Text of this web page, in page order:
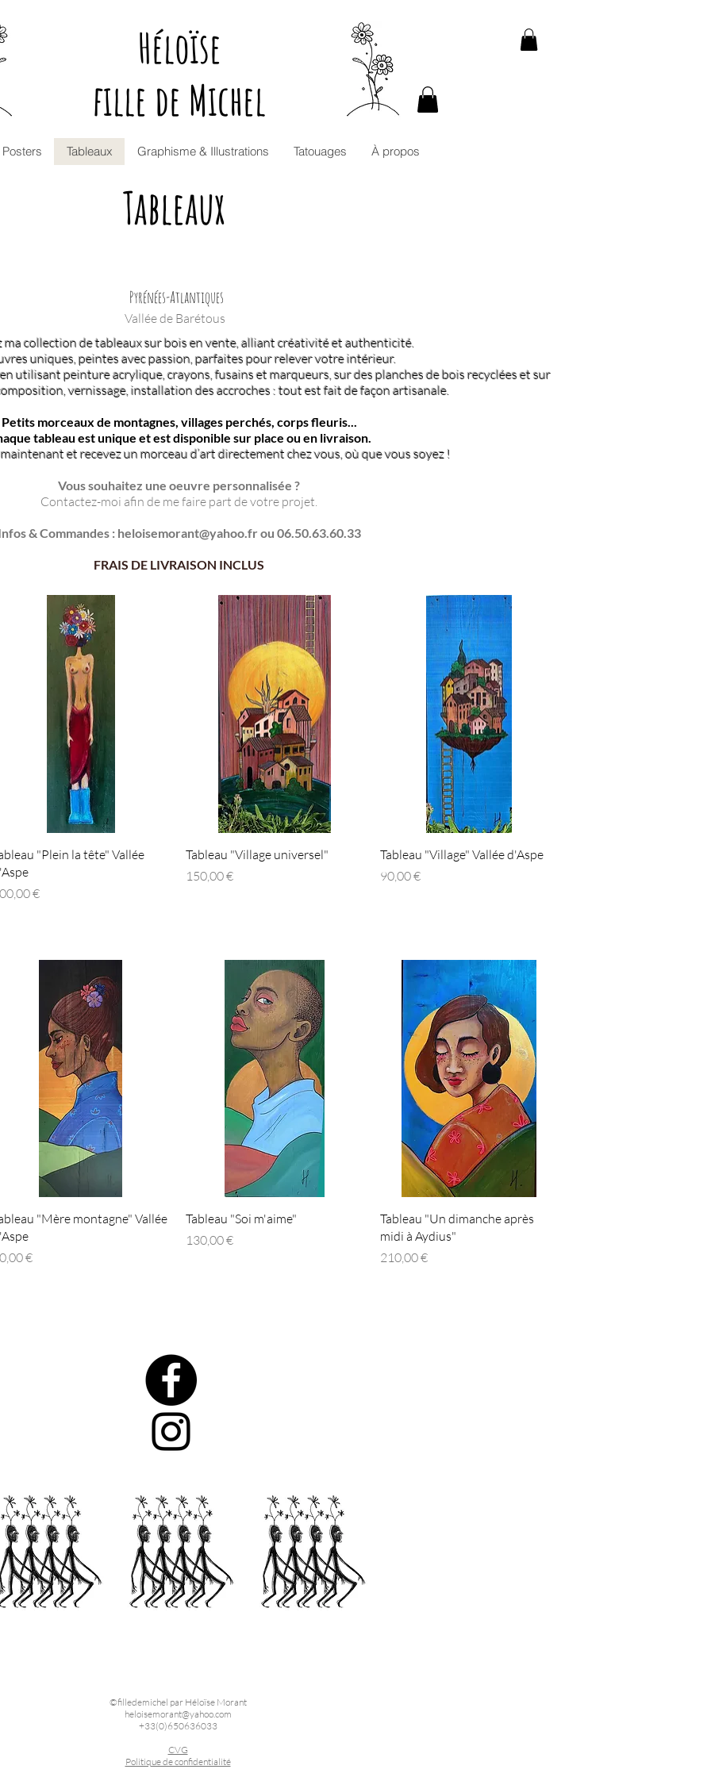
Héloïse
fille de Michel
Posters Tableaux Graphisme & Illustrations Tatouages À propos
Tableaux
Pyrénées-Atlantiques
Vallée de Barétous
ma collection de tableaux sur bois en vente, alliant créativité et authenticité.
uniques, peintes avec passion, parfaites pour relever votre intérieur.
utilisant peinture acrylique, crayons, fusains et marqueurs, sur des planches de bois recyclées et sur
vernissage, installation des accroches : tout est fait de façon artisanale.
Petits morceaux de montagnes, villages perchés, corps fleuris...
tableau est unique et est disponible sur place ou en livraison.
et recevez un morceau d’art directement chez vous, où que vous soyez !
Vous souhaitez une oeuvre personnalisée ?
Contactez-moi afin de me faire part de votre projet.
& Commandes : heloisemorant@yahoo.fr ou 06.50.63.60.33
FRAIS DE LIVRAISON INCLUS
Aperçu rapide
"Plein la tête" Vallée
€
Aperçu rapide
Tableau "Village universel"
Prix
150,00 €
Aperçu rapide
Tableau "Village" Vallée d'Aspe
Prix
90,00 €
Aperçu rapide
"Mère montagne" Vallée
€
Aperçu rapide
Tableau "Soi m'aime"
Prix
130,00 €
Aperçu rapide
Tableau "Un dimanche après
midi à Aydius"
Prix
210,00 €
©filledemichel par Héloïse Morant
heloisemorant@yahoo.com
+33(0)650636033
CVG
Politique de confidentialité